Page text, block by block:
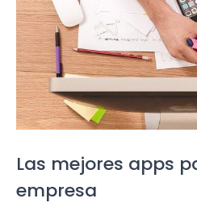
Las mejores apps
empresa